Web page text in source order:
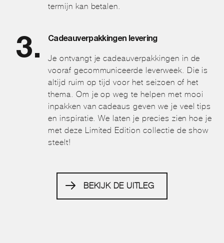
termijn kan betalen.
Cadeauverpakkingen levering
Je ontvangt je cadeauverpakkingen in de
vooraf gecommuniceerde leverweek. Die is
altijd ruim op tijd voor het seizoen of het
thema. Om je op weg te helpen met mooi
inpakken van cadeaus geven we je veel tips
en inspiratie. We laten je precies zien hoe je
met deze Limited Edition collectie de show
steelt!
BEKIJK DE UITLEG